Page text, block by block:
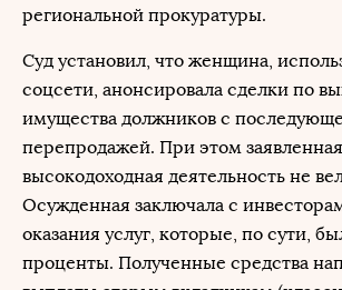
региональной прокуратуры.
Суд установил, что женщина,
соцсети, анонсировала сделки по
имущества должников с
перепродажей. При этом заявленная
высокодоходная деятельность не
Осужденная заключала с
оказания услуг, которые, по сути,
проценты. Полученные средства